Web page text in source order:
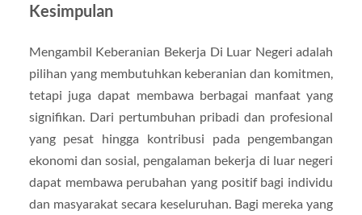
Kesimpulan
Mengambil Keberanian Bekerja Di Luar Negeri adalah
pilihan yang membutuhkan keberanian dan komitmen,
tetapi juga dapat membawa berbagai manfaat yang
signifikan. Dari pertumbuhan pribadi dan profesional
yang pesat hingga kontribusi pada pengembangan
ekonomi dan sosial, pengalaman bekerja di luar negeri
dapat membawa perubahan yang positif bagi individu
dan masyarakat secara keseluruhan. Bagi mereka yang